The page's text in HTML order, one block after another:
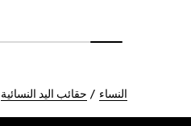
النساء حقائب اليد النسائية